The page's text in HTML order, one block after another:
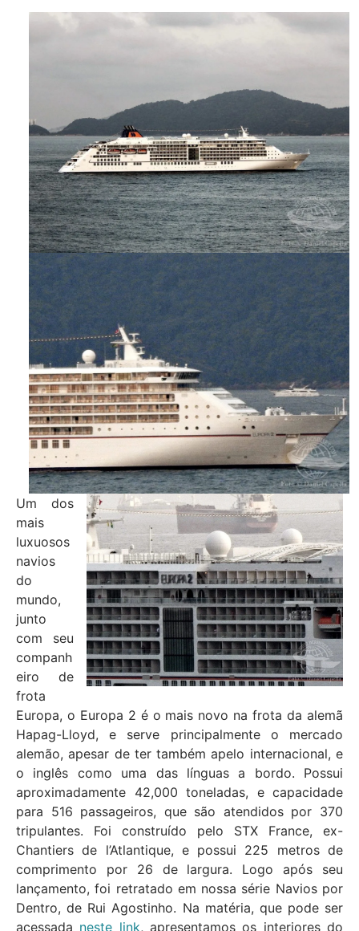
Um dos
mais
luxuosos
navios
do
mundo,
junto
com seu
companh
eiro de
frota
Europa, o Europa 2 é o mais novo na frota da alemã
Hapag-Lloyd, e serve principalmente o mercado
alemão, apesar de ter também apelo internacional, e
o inglês como uma das línguas a bordo. Possui
aproximadamente 42,000 toneladas, e capacidade
para 516 passageiros, que são atendidos por 370
tripulantes. Foi construído pelo STX France, ex-
Chantiers de l’Atlantique, e possui 225 metros de
comprimento por 26 de largura. Logo após seu
lançamento, foi retratado em nossa série Navios por
Dentro, de Rui Agostinho. Na matéria, que pode ser
acessada neste link, apresentamos os interiores do